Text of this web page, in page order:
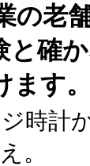
の老
と確
す。
時計
。